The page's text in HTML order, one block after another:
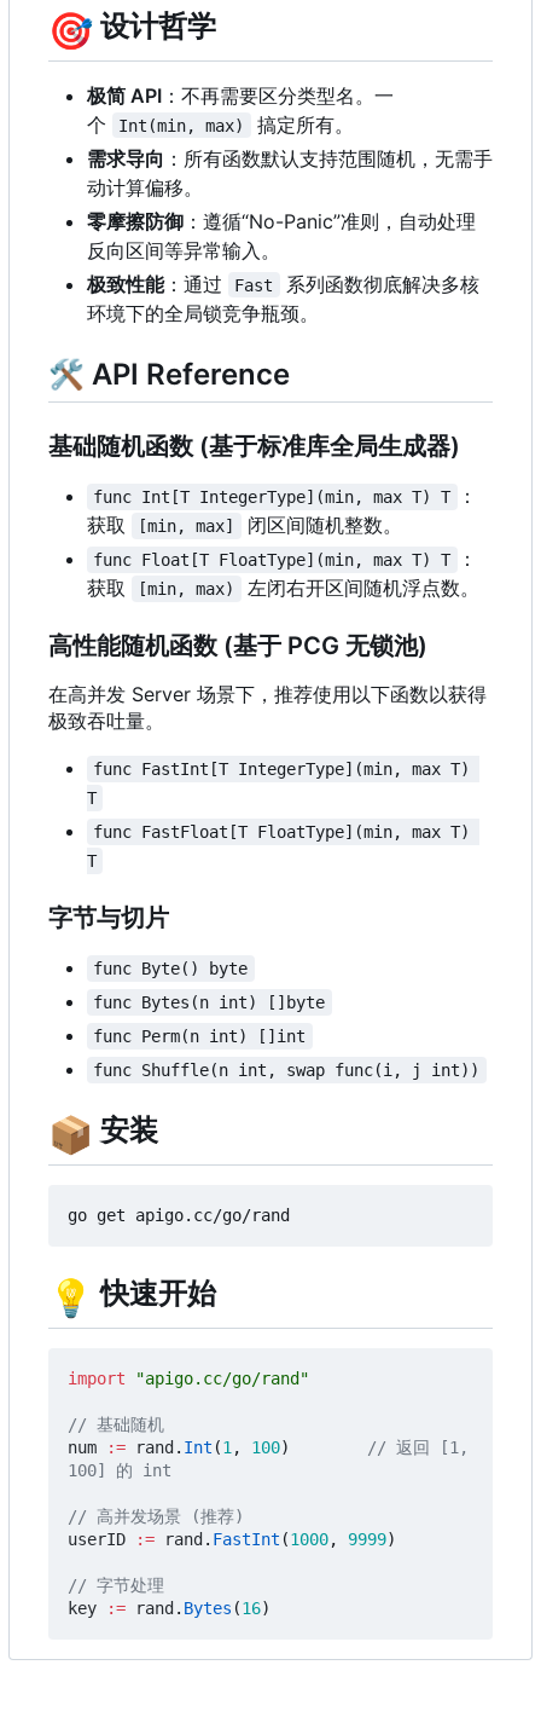
🎯 设计哲学
极简 API ：不再需要区分类型名。一
个
Int(min, max)
搞定所有。
需求导向 ：所有函数默认支持范围随机，无需手
动计算偏移。
零摩擦防御 ： 遵循“No-Panic”准则 ， 自动处理
反向区间等异常输入。
极致性能：通过 Fast
系列函数彻底解决多核
环境下的全局锁竞争瓶颈。
🛠 API Reference
基础随机函数 (基于标准库全局生成器)
func Int[T IntegerType](min, max T) T
：
获取
[min, max] 闭区间随机整数。
func Float[T FloatType](min, max T) T
：
获取
[min, max) 左闭右开区间随机浮点数。
高性能随机函数 (基于 PCG 无锁池)
在高并发 Server 场景下，推荐使用以下函数以获得
极致吞吐量。
func FastInt[T IntegerType](min, max T)
T
func FastFloat[T FloatType](min, max T)
T
字节与切片
func Byte() byte
func Bytes(n int) []byte
func Perm(n int) []int
func Shuffle(n int, swap func(i, j int))
📦 安装
💡 快速开始
import "apigo.cc/go/rand"
// 基础随机
num
:= rand . Int (1, 100)
// 返回 [1,
100] 的 int
// 高并发场景 (推荐)
userID
:= rand . FastInt (1000, 9999)
// 字节处理
key
:= rand . Bytes (16)